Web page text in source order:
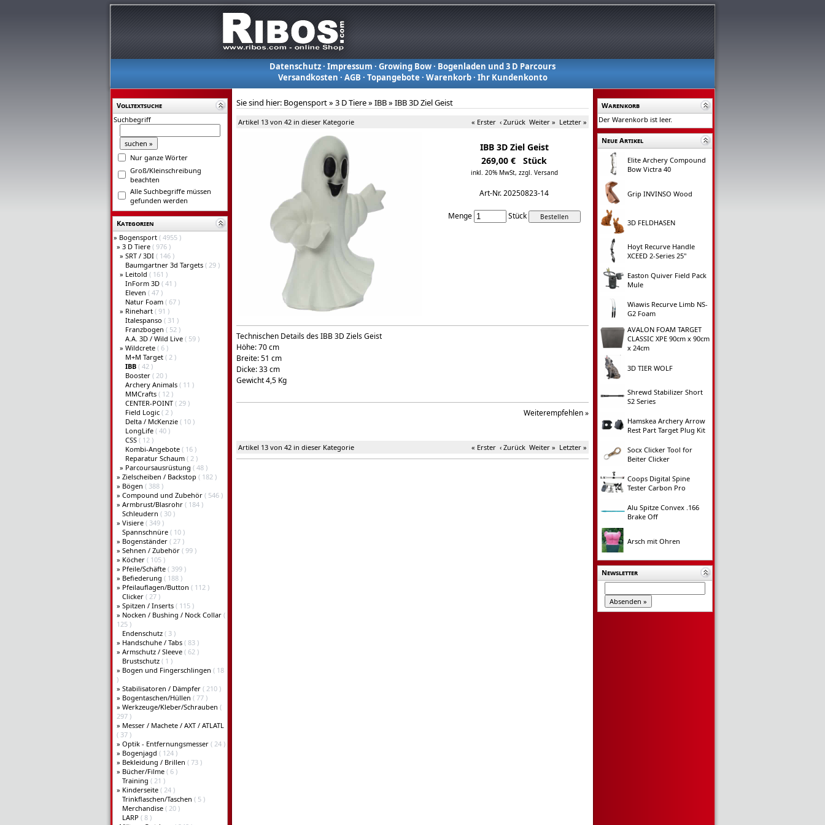
Datenschutz· Impressum · Growing Bow· Bogenladen und 3 D Parcours
Versandkosten · AGB · Topangebote · Warenkorb· Ihr Kundenkonto
Volltextsuche
Suchbegriff
Nur ganze Wörter
Groß/Kleinschreibung
beachten
Alle Suchbegriffe müssen
gefunden werden
Kategorien
» Bogensport ( 4955 )
» 3 D Tiere ( 976 )
» SRT / 3DI ( 146 )
Baumgartner 3d Targets ( 29 )
» Leitold ( 161 )
InForm 3D ( 41 )
Eleven ( 47 )
Natur Foam ( 67 )
» Rinehart ( 91 )
Italespanso ( 31 )
Franzbogen ( 52 )
A.A. 3D / Wild Live ( 59 )
» Wildcrete ( 6 )
M+M Target ( 2 )
IBB ( 42 )
Booster ( 20 )
Archery Animals ( 11 )
MMCrafts ( 12 )
CENTER-POINT ( 29 )
Field Logic ( 2 )
Delta / McKenzie ( 10 )
LongLife ( 40 )
CSS ( 12 )
Kombi-Angebote ( 16 )
Reparatur Schaum ( 2 )
» Parcoursausrüstung ( 48 )
» Zielscheiben / Backstop ( 182 )
» Bögen ( 388 )
» Compound und Zubehör ( 546 )
» Armbrust/Blasrohr ( 184 )
Schleudern ( 30 )
» Visiere ( 349 )
Spannschnüre ( 10 )
» Bogenständer ( 27 )
» Sehnen / Zubehör ( 99 )
» Köcher ( 105 )
» Pfeile/Schäfte ( 399 )
» Befiederung ( 188 )
» Pfeilauflagen/Button ( 112 )
Clicker ( 27 )
» Spitzen / Inserts ( 115 )
» Nocken / Bushing / Nock Collar (
125 )
Endenschutz ( 3 )
» Handschuhe / Tabs ( 83 )
» Armschutz / Sleeve ( 62 )
Brustschutz ( 1 )
» Bogen und Fingerschlingen ( 18
)
» Stabilisatoren / Dämpfer ( 210 )
» Bogentaschen/Hüllen ( 77 )
» Werkzeuge/Kleber/Schrauben (
297 )
» Messer / Machete / AXT / ATLATL
( 37 )
» Optik - Entfernungsmesser ( 24 )
» Bogenjagd ( 124 )
» Bekleidung / Brillen ( 73 )
» Bücher/Filme ( 6 )
Training ( 21 )
» Kinderseite ( 24 )
Trinkflaschen/Taschen ( 5 )
Merchandise ( 20 )
LARP ( 8 )
Sie sind hier: Bogensport» 3 D Tiere» IBB» IBB 3D Ziel Geist
Artikel 13 von 42 in dieser Kategorie « Erster ‹ Zurück Weiter » Letzter »
IBB 3D Ziel Geist
269,00 € Stück
inkl. 20% MwSt, zzgl. Versand
Art-Nr. 20250823-14
Menge Stück
Technischen Details des IBB 3D Ziels Geist
Höhe: 70 cm
Breite: 51 cm
Dicke: 33 cm
Gewicht 4,5 Kg
Weiterempfehlen »
Artikel 13 von 42 in dieser Kategorie « Erster ‹ Zurück Weiter » Letzter »
Warenkorb
Der Warenkorb ist leer.
Neue Artikel
Elite Archery Compound
Bow Victra 40
Grip INVINSO Wood
3D FELDHASEN
Hoyt Recurve Handle
XCEED 2-Series 25"
Easton Quiver Field Pack
Mule
Wiawis Recurve Limb NS-
G2 Foam
AVALON FOAM TARGET
CLASSIC XPE 90cm x 90cm
x 24cm
3D TIER WOLF
Shrewd Stabilizer Short
S2 Series
Hamskea Archery Arrow
Rest Part Target Plug Kit
Socx Clicker Tool for
Beiter Clicker
Coops Digital Spine
Tester Carbon Pro
Alu Spitze Convex .166
Brake Off
Arsch mit Ohren
Newsletter